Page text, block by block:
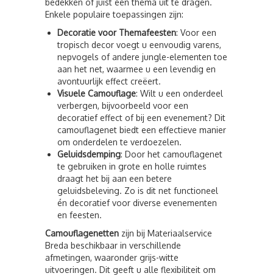
bedekken of juist een thema uit te dragen.
Enkele populaire toepassingen zijn:
Decoratie voor Themafeesten: Voor een
tropisch decor voegt u eenvoudig varens,
nepvogels of andere jungle-elementen toe
aan het net, waarmee u een levendig en
avontuurlijk effect creëert.
Visuele Camouflage: Wilt u een onderdeel
verbergen, bijvoorbeeld voor een
decoratief effect of bij een evenement? Dit
camouflagenet biedt een effectieve manier
om onderdelen te verdoezelen.
Geluidsdemping: Door het camouflagenet
te gebruiken in grote en holle ruimtes
draagt het bij aan een betere
geluidsbeleving. Zo is dit net functioneel
én decoratief voor diverse evenementen
en feesten.
Camouflagenetten zijn bij Materiaalservice
Breda beschikbaar in verschillende
afmetingen, waaronder grijs-witte
uitvoeringen. Dit geeft u alle flexibiliteit om